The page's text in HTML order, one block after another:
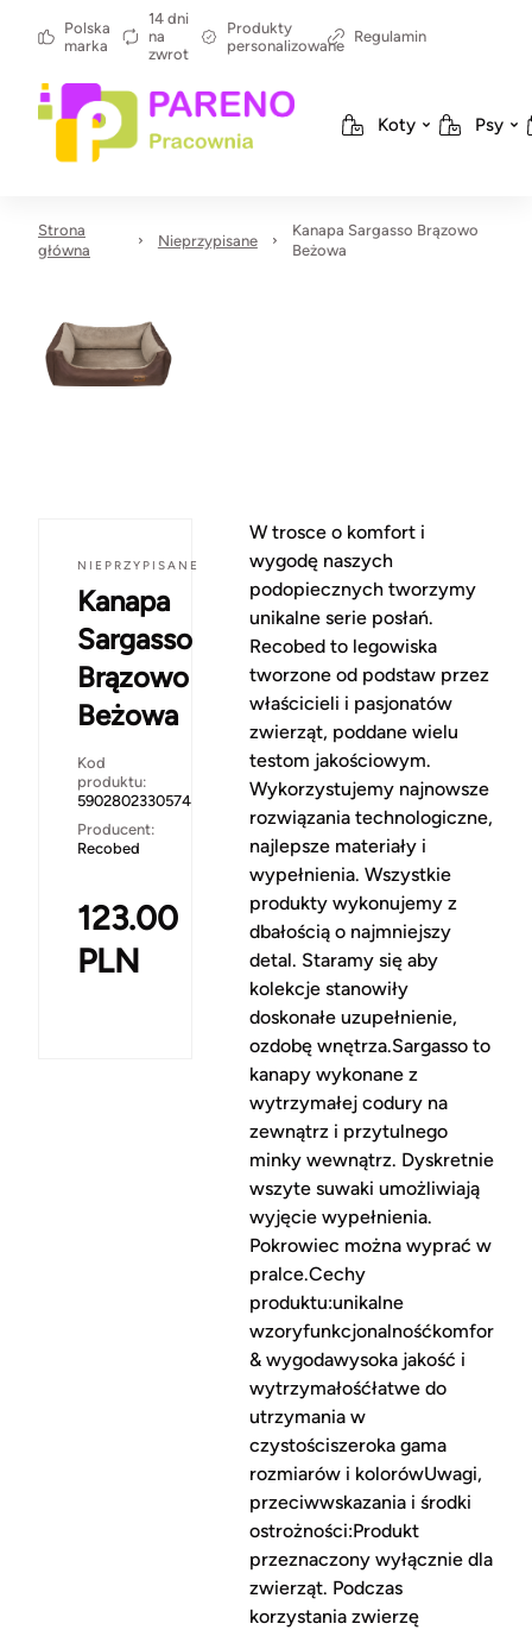
Polska
marka
14 dni
na
zwrot
Produkty
personalizowane Regulamin
Koty Psy
Strona
główna
Nieprzypisane
Kanapa Sargasso Brązowo
Beżowa
NIEPRZYPISANE
Kanapa
Sargasso
Brązowo
Beżowa
Kod
produktu:
5902802330574
Producent:
Recobed
123.00
PLN
W trosce o komfort i
wygodę naszych
podopiecznych tworzymy
unikalne serie posłań.
Recobed to legowiska
tworzone od podstaw przez
właścicieli i pasjonatów
zwierząt, poddane wielu
testom jakościowym.
Wykorzystujemy najnowsze
rozwiązania technologiczne,
najlepsze materiały i
wypełnienia. Wszystkie
produkty wykonujemy z
dbałością o najmniejszy
detal. Staramy się aby
kolekcje stanowiły
doskonałe uzupełnienie,
ozdobę wnętrza.Sargasso to
kanapy wykonane z
wytrzymałej codury na
zewnątrz i przytulnego
minky wewnątrz. Dyskretnie
wszyte suwaki umożliwiają
wyjęcie wypełnienia.
Pokrowiec można wyprać w
pralce.Cechy
produktu:unikalne
wzoryfunkcjonalnośćkomfort
& wygodawysoka jakość i
wytrzymałośćłatwe do
utrzymania w
czystościszeroka gama
rozmiarów i kolorówUwagi,
przeciwwskazania i środki
ostrożności:Produkt
przeznaczony wyłącznie dla
zwierząt. Podczas
korzystania zwierzę